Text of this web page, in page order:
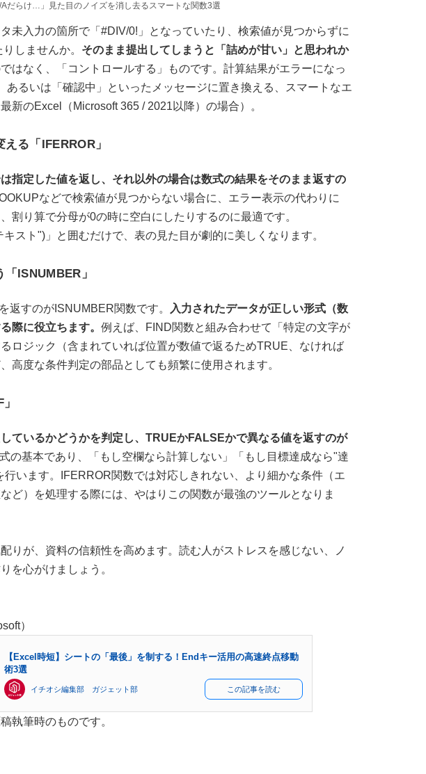
Aだらけ…」見た目のノイズを消し去るスマートな関数3選
未入力の箇所で「#DIV/0!」となっていたり、検索値が見つからずに
しませんか。 そのまま提出してしまうと「詰めが甘い」と思われか
はなく、「コントロールする」ものです。計算結果がエラーになっ
あるいは「確認中」といったメッセージに置き換える、スマートなエ
新のExcel（Microsoft 365 / 2021以降）の場合）。
る「IFERROR」
指定した値を返し、それ以外の場合は数式の結果をそのまま返すの
などで検索値が見つからない場合に、エラー表示の代わりに
割り算で分母が0の時に空白にしたりするのに最適です。
キスト")」と囲むだけで、表の見た目が劇的に美しくなります。
ISNUMBER」
返すのがISNUMBER関数です。
入力されたデータが正しい形式（数
際に役立ちます。 例えば、FIND関数と組み合わせて「特定の文字が
ロジック（含まれていれば位置が数値で返るためTRUE、なければ
高度な条件判定の部品としても頻繁に使用されます。
ているかどうかを判定し、TRUEかFALSEかで異なる値を返すのが
の基本であり、「もし空欄なら計算しない」「もし目標達成なら"達
行います。IFERROR関数では対応しきれない、より細かな条件（エ
ど）を処理する際には、やはりこの関数が最強のツールとなりま
りが、資料の信頼性を高めます。読む人がストレスを感じない、ノ
を心がけましょう。
）
【Excel時短】シートの「最後」を制する！Endキー活用の高速終点移動
術3選
イチオシ編集部 ガジェット部 この記事を読む
執筆時のものです。